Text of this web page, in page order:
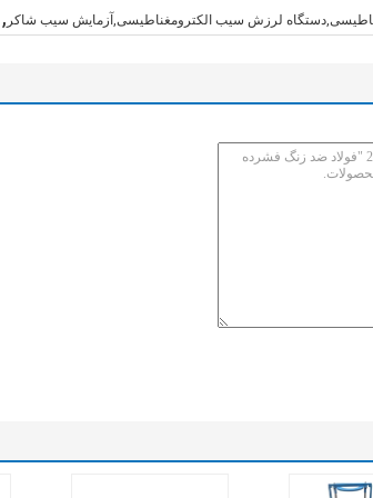
لرزش سیب الکترومغناطیسی,آزمایش سیب شاکر ,